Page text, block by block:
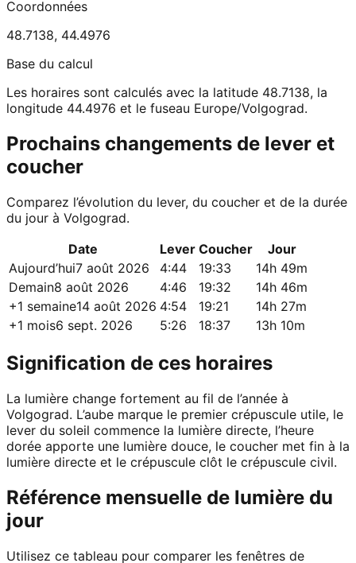
Coordonnées
48.7138, 44.4976
Base du calcul
Les horaires sont calculés avec la latitude 48.7138, la
longitude 44.4976 et le fuseau Europe/Volgograd.
Prochains changements de lever et
coucher
Comparez l’évolution du lever, du coucher et de la durée
du jour à Volgograd.
Date
Lever Coucher
Jour
Aujourd’hui7 août 2026 4:44 19:33
14h 49m
Demain8 août 2026 4:46 19:32
14h 46m
+1 semaine14 août 2026 4:54 19:21
14h 27m
+1 mois6 sept. 2026 5:26 18:37 13h 10m
Signification de ces horaires
La lumière change fortement au fil de l’année à
Volgograd. L’aube marque le premier crépuscule utile, le
lever du soleil commence la lumière directe, l’heure
dorée apporte une lumière douce, le coucher met fin à la
lumière directe et le crépuscule clôt le crépuscule civil.
Référence mensuelle de lumière du
jour
Utilisez ce tableau pour comparer les fenêtres de